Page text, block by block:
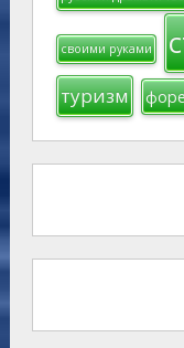
своими руками
туризм